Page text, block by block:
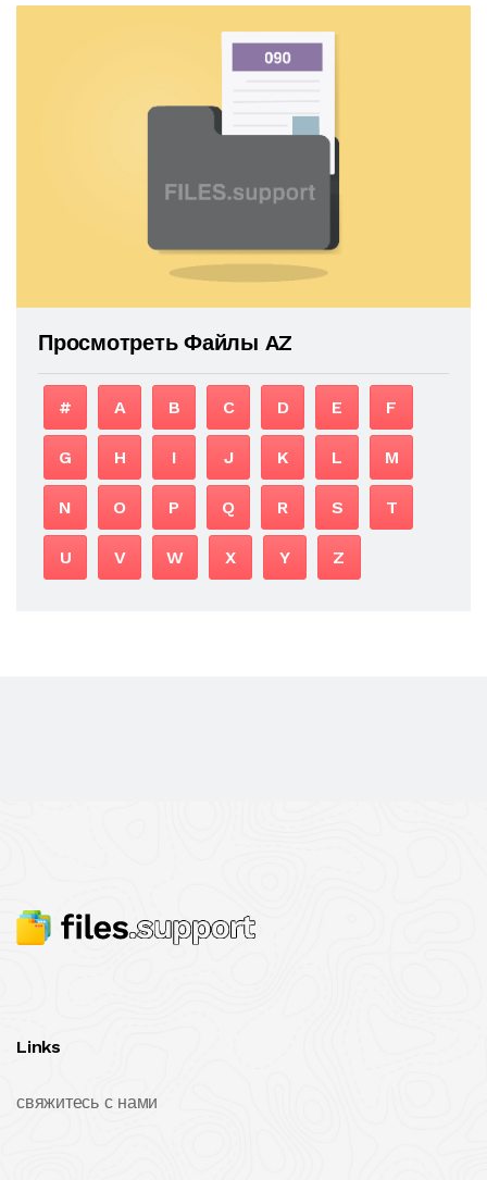
Просмотреть Файлы AZ
# A B C D E F
G H I J K L M
N O P Q R S T
U V W X Y Z
Links
свяжитесь с нами